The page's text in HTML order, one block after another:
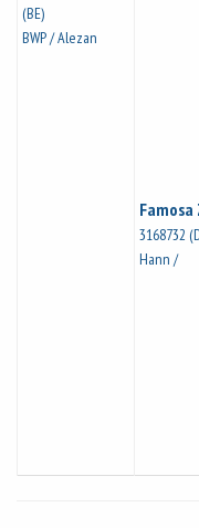
(BE)
BWP / Alezan
Famosa
3168732
Hann /